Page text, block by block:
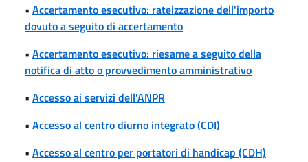
• Accertamento esecutivo: rateizzazione dell'importo
dovuto a seguito di accertamento
• Accertamento esecutivo: riesame a seguito della
notifica di atto o provvedimento amministrativo
• Accesso ai servizi dell'ANPR
• Accesso al centro diurno integrato (CDI)
• Accesso al centro per portatori di handicap (CDH)